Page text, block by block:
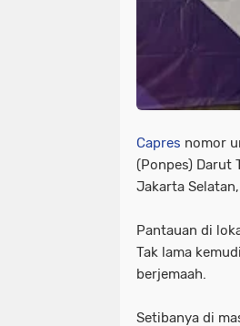
Capres nomor
(Ponpes) Darut
Jakarta
Pantauan di
Tak lama
berjemaah.
Setibanya di